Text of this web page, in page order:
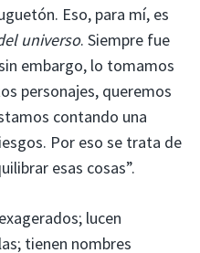
Eso, para mí, es
universo. Siempre fue
embargo, lo tomamos
personajes, queremos
contando una
Por eso se trata de
esas cosas”.
lucen
tienen nombres